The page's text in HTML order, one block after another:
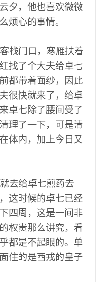
夕，他也喜欢微微
烦心的事情。
栈门口，寒雁扶着
找了个大夫给卓七
都带着面纱，因此
很快就来了，给卓
卓七除了腰间受了
理了一下，可是清
体内，加上今日又
去给卓七煎药去
这时候的卓七已经
四周，这是一间非
权贵那么讲究，看
都是不起眼的。单
住的是西戎的皇子